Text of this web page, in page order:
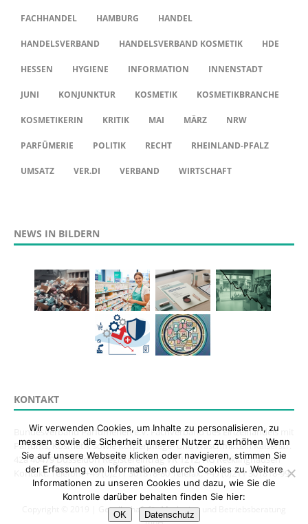
FACHHANDEL HAMBURG HANDEL
HANDELSVERBAND HANDELSVERBAND KOSMETIK HDE
HESSEN HYGIENE INFORMATION INNENSTADT
JUNI KONJUNKTUR KOSMETIK KOSMETIKBRANCHE
KOSMETIKERIN KRITIK MAI MÄRZ NRW
PARFÜMERIE POLITIK RECHT RHEINLAND-PFALZ
UMSATZ VER.DI VERBAND WIRTSCHAFT
NEWS IN BILDERN
KONTAKT
Bundesverband Parfümerien e.V. Fachverband des Einzelhandels mit
Parfums, Kosmetik sowie Körperpflege- und Waschmitteln Kaiserstr.
42a 40479 Düsseldorf Registereintrag VR 1212, AG Recklinghausen
Kontakt: Telefon: +49 (0)211 301818-80 Telefax: +49 (0)211 301818-99
Copyright © 2019 | Gesellschaft für Marketing und Betriebsberatung
Wir verwenden Cookies, um Inhalte zu personalisieren, zu
messen sowie die Sicherheit unserer Nutzer zu erhöhen Wenn
Sie auf unsere Webseite klicken oder navigieren, stimmen Sie
der Erfassung von Informationen durch Cookies zu. Weitere
Informationen zu unseren Cookies und dazu, wie Sie die
Kontrolle darüber behalten finden Sie hier:
OK Datenschutz